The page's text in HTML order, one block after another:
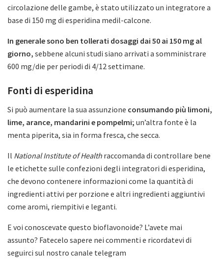
circolazione delle gambe, è stato utilizzato un integratore a
base di 150 mg di esperidina medil-calcone.
In generale sono ben tollerati dosaggi dai 50 ai 150 mg al
giorno, sebbene alcuni studi siano arrivati a somministrare
600 mg/die per periodi di 4/12 settimane.
Fonti di esperidina
Si può aumentare la sua assunzione consumando più limoni,
lime, arance, mandarini e pompelmi; un’altra fonte è la
menta piperita, sia in forma fresca, che secca.
Il National Institute of Health raccomanda di controllare bene
le etichette sulle confezioni degli integratori di esperidina,
che devono contenere informazioni come la quantità di
ingredienti attivi per porzione e altri ingredienti aggiuntivi
come aromi, riempitivi e leganti.
E voi conoscevate questo bioflavonoide? L’avete mai
assunto? Fatecelo sapere nei commenti e ricordatevi di
seguirci sul nostro canale telegram